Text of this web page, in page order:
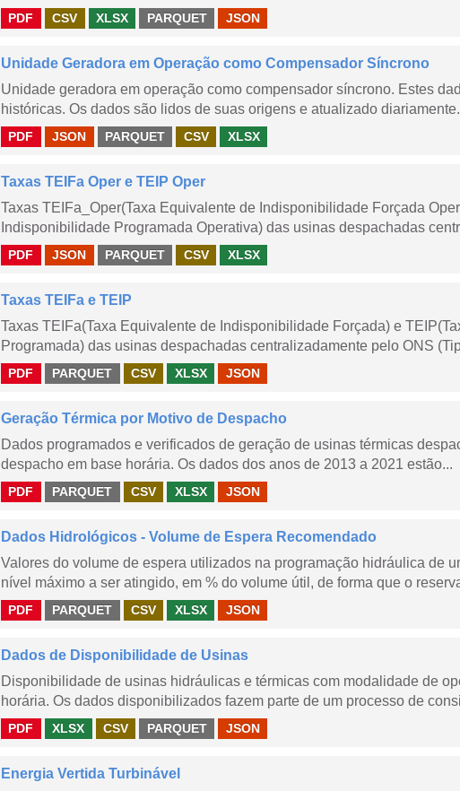
PDF CSV XLSX PARQUET JSON
Unidade Geradora em Operação como Compensador Síncrono
Unidade geradora em operação como compensador síncrono. Estes
históricas. Os dados são lidos de suas origens e atualizado diariamente.
PDF JSON PARQUET CSV XLSX
Taxas TEIFa Oper e TEIP Oper
Taxas TEIFa_Oper(Taxa Equivalente de Indisponibilidade Forçada
Indisponibilidade Programada Operativa) das usinas despachadas
PDF JSON PARQUET CSV XLSX
Taxas TEIFa e TEIP
Taxas TEIFa(Taxa Equivalente de Indisponibilidade Forçada) e
Programada) das usinas despachadas centralizadamente pelo ONS
PDF PARQUET CSV XLSX JSON
Geração Térmica por Motivo de Despacho
Dados programados e verificados de geração de usinas térmicas
despacho em base horária. Os dados dos anos de 2013 a 2021 estão...
PDF PARQUET CSV XLSX JSON
Dados Hidrológicos - Volume de Espera Recomendado
Valores do volume de espera utilizados na programação hidráulica de
nível máximo a ser atingido, em % do volume útil, de forma que o
PDF PARQUET CSV XLSX JSON
Dados de Disponibilidade de Usinas
Disponibilidade de usinas hidráulicas e térmicas com modalidade de
horária. Os dados disponibilizados fazem parte de um processo de
PDF XLSX CSV PARQUET JSON
Energia Vertida Turbinável